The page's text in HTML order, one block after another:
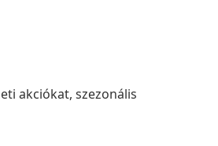
akciókat, szezonális